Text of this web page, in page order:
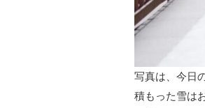
写真は、今日
積もった雪は